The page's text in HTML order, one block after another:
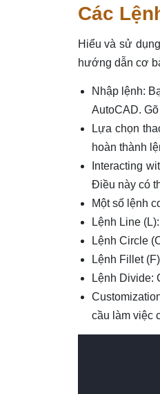
Các
Hiểu và sử
hướng dẫn cơ
Nhập lệnh:
AutoCAD.
Lựa chọn
hoàn thành
Interacting
Điều này có
Một số lệnh
Lệnh Line
Lệnh Circle
Lệnh Fillet
Lệnh Divide:
cầu làm việc